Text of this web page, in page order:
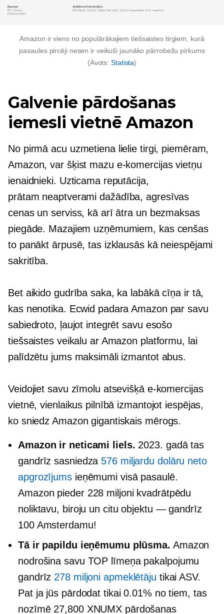
Amazon ir viens no populārākajiem tiešsaistes tirgiem, kurā
pasaules pircēji nesen ir veikuši jaunāko pārrobežu pirkums
(Avots:Statista)
Galvenie pārdošanas
iemesli vietnē Amazon
No pirmā acu uzmetiena lielie tirgi, piemēram,
Amazon, var šķist mazu e-komercijas vietņu
ienaidnieki. Uzticama reputācija,
prātam neaptverami dažādība, agresīvas
cenas un serviss, kā arī ātra un bezmaksas
piegāde. Mazajiem uzņēmumiem, kas cenšas
to panākt ārpusē, tas izklausās kā neiespējami
sakritība.
Bet aikido gudrība saka, ka labākā cīņa ir tā,
kas nenotika. Ecwid padara Amazon par savu
sabiedroto, ļaujot integrēt savu esošo
tiešsaistes veikalu ar Amazon platformu, lai
palīdzētu jums maksimāli izmantot abus.
Veidojiet savu zīmolu atsevišķā e-komercijas
vietnē, vienlaikus pilnībā izmantojot iespējas,
ko sniedz Amazon gigantiskais mērogs.
Amazon ir neticami liels. 2023. gadā tas
gandrīz sasniedza 576 miljardu dolāru neto
apgrozījumsieņēmumi visā pasaulē.
Amazon pieder 228 miljoni kvadrātpēdu
noliktavu, biroju un citu objektu — gandrīz
100 Amsterdamu!
Tā ir papildu ieņēmumu plūsma. Amazon
nodrošina savu TOP līmeņapakalpojumu
gandrīz 278 miljoni apmeklētāju tikai ASV.
Pat ja jūs pārdodat tikai 0.01% no tiem, tas
nozīmē 27,800 XNUMX pārdošanas